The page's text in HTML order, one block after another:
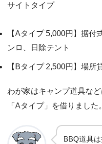
サイトタイプ
【Aタイプ 5,000円】据付
ンロ、日除テント
【Bタイプ 2,500円】場所
わが家はキャンプ道具な
「Aタイプ」を借りました。
BBQ道具